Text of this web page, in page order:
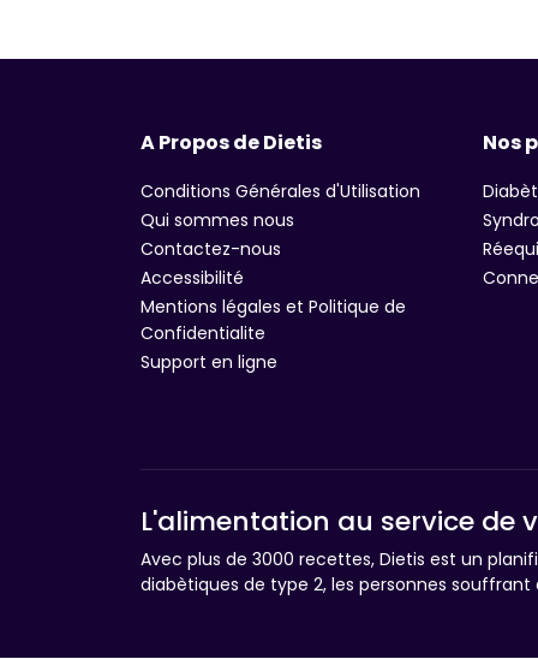
A Propos de Dietis
Conditions Générales d'Utilisation
Qui sommes nous
Contactez-nous
Accessibilité
Mentions légales et Politique de
Confidentialite
Support en ligne
Nos
L'alimentation au service de
Avec plus de 3000 recettes, Dietis est un
diabètiques de type 2, les personnes